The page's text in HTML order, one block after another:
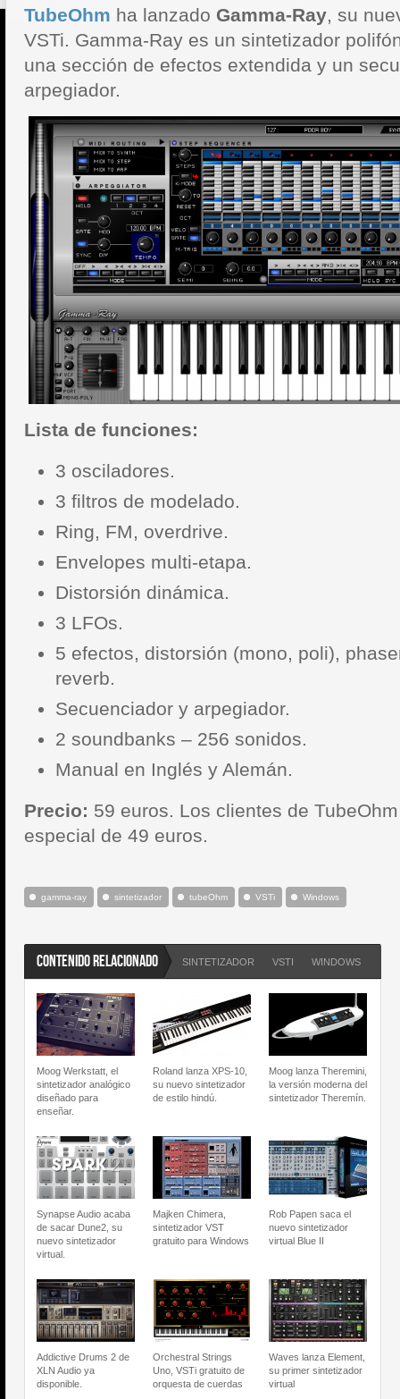
TubeOhm ha lanzado Gamma-Ray, su
VSTi. Gamma-Ray es un sintetizador
una sección de efectos extendida y un
arpegiador.
Lista de funciones:
3 osciladores.
3 filtros de modelado.
Ring, FM, overdrive.
Envelopes multi-etapa.
Distorsión dinámica.
3 LFOs.
5 efectos, distorsión (mono, poli),
reverb.
Secuenciador y arpegiador.
2 soundbanks – 256 sonidos.
Manual en Inglés y Alemán.
Precio: 59 euros. Los clientes de
especial de 49 euros.
gamma-ray sintetizador tubeOhm VSTi Windows
CONTENIDO RELACIONADO SINTETIZADOR VSTI WINDOWS
Moog Werkstatt, el
sintetizador analógico
diseñado para
enseñar.
Roland lanza XPS-10,
su nuevo sintetizador
de estilo hindú.
Moog lanza Theremini,
la versión moderna del
sintetizador Theremín.
Synapse Audio acaba
de sacar Dune2, su
nuevo sintetizador
virtual.
Majken Chimera,
sintetizador VST
gratuito para Windows
Rob Papen saca el
nuevo sintetizador
virtual Blue II
Addictive Drums 2 de
XLN Audio ya
disponible.
Orchestral Strings
Uno, VSTi gratuito de
orquesta de cuerdas
Waves lanza Element,
su primer sintetizador
virtual